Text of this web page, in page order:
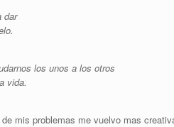
dar
los unos a los otros
vida.
mis problemas me vuelvo mas